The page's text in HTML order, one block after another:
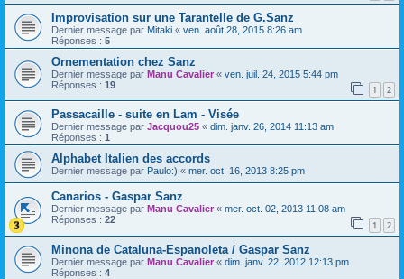
Improvisation sur une Tarantelle de G.Sanz
Dernier message par Mitaki « ven. août 28, 2015 8:26 am
Réponses : 5
Ornementation chez Sanz
Dernier message par Manu Cavalier « ven. juil. 24, 2015 5:44 pm
Réponses : 19 1 2
Passacaille - suite en Lam - Visée
Dernier message par Jacquou25 « dim. janv. 26, 2014 11:13 am
Réponses : 1
Alphabet Italien des accords
Dernier message par Paulo:) « mer. oct. 16, 2013 8:25 pm
Canarios - Gaspar Sanz
Dernier message par Manu Cavalier « mer. oct. 02, 2013 11:08 am
Réponses : 22 1 2
Minona de Cataluna-Espanoleta / Gaspar Sanz
Dernier message par Manu Cavalier « dim. janv. 22, 2012 12:13 pm
Réponses : 4